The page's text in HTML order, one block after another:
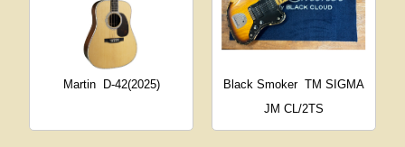
Martin D-42(2025) Black Smoker TM SIGMA
JM CL/2TS